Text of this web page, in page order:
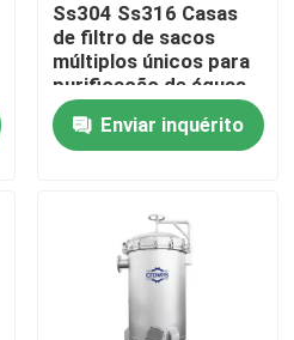
Ss304 Ss316 Casas
de filtro de sacos
múltiplos únicos para
purificação de águas
residuais
Enviar inquérito